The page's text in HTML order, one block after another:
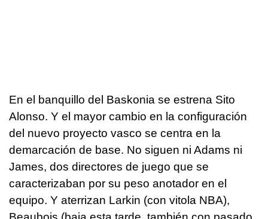
En el banquillo del Baskonia se estrena Sito
Alonso. Y el mayor cambio en la configuración
del nuevo proyecto vasco se centra en la
demarcación de base. No siguen ni Adams ni
James, dos directores de juego que se
caracterizaban por su peso anotador en el
equipo. Y aterrizan Larkin (con vitola NBA),